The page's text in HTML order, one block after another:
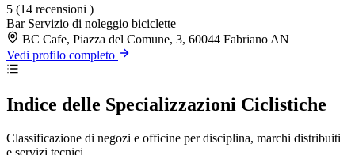
5 (14 recensioni )
Bar Servizio di noleggio biciclette
BC Cafe, Piazza del Comune, 3, 60044 Fabriano AN
Vedi profilo completo
Indice delle Specializzazioni Ciclistiche
Classificazione di negozi e officine per disciplina, marchi distribuiti
e servizi tecnici